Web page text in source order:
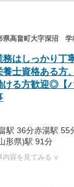
県高畠町大字深沼 学
務はしっかり丁
養士資格ある方
ける方歓迎◎【
駅 36分赤湯駅 55
形県)駅 91分
内容を見てみる ∨